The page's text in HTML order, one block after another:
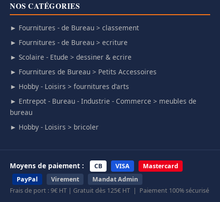
NOS CATÉGORIES
► Fournitures - de Bureau > classement
► Fournitures - de Bureau > ecriture
► Scolaire - Etude > dessiner & ecrire
► Fournitures de Bureau > Petits Accessoires
► Hobby - Loisirs > fournitures d'arts
► Entrepot - Bureau - Industrie - Commerce > meubles de
bureau
► Hobby - Loisirs > bricoler
Moyens de paiement : CB VISA
Mastercard
PayPal
Virement
Mandat Admin
Frais de port : 9€ HT | Gratuit dès 125€ HT | Paiement 100% sécurisé